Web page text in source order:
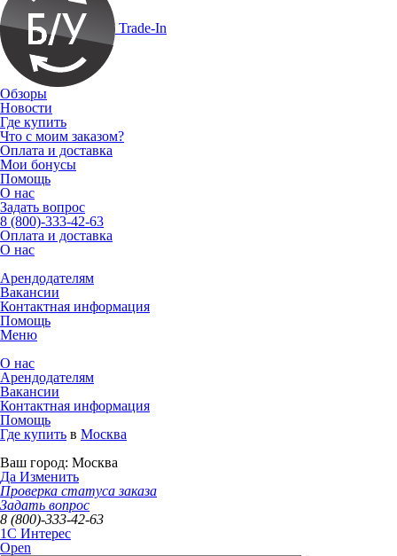
Trade-In
Обзоры
Новости
Где купить
Что с моим заказом?
Оплата и доставка
Мои бонусы
Помощь
О нас
Задать вопрос
8 (800)-333-42-63
Оплата и доставка
О нас
Арендодателям
Вакансии
Контактная информация
Помощь
Меню
О нас
Арендодателям
Вакансии
Контактная информация
Помощь
Где купить в Москва
Ваш город: Москва
Да Изменить
Проверка статуса заказа
Задать вопрос
8 (800)-333-42-63
1C Интерес
Open